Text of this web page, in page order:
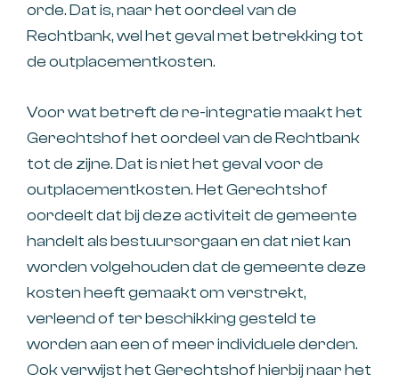
orde. Dat is, naar het oordeel van de
Rechtbank, wel het geval met betrekking tot
de outplacementkosten.
Voor wat betreft de re-integratie maakt het
Gerechtshof het oordeel van de Rechtbank
tot de zijne. Dat is niet het geval voor de
outplacementkosten. Het Gerechtshof
oordeelt dat bij deze activiteit de gemeente
handelt als bestuursorgaan en dat niet kan
worden volgehouden dat de gemeente deze
kosten heeft gemaakt om verstrekt,
verleend of ter beschikking gesteld te
worden aan een of meer individuele derden.
Ook verwijst het Gerechtshof hierbij naar het